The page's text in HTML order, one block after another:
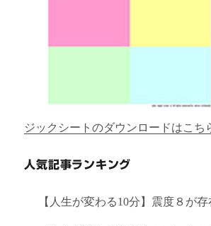
ジックシートのダウンロードはこち
人気記事ランキング
【人生が変わる10分】震度８が